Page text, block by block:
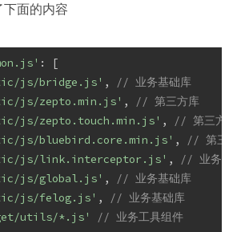
下面的内容
: [
js/bridge.js' ,
// 业务基础库
js/zepto.min.js' ,
// 第三方库
js/zepto.touch.min.js' ,
// 第三方库
js/bluebird.core.min.js' ,
// 第三方
js/link.interceptor.js' ,
// 业务基
js/global.js' ,
// 业务基础库
js/felog.js' ,
// 业务基础库
utils/*.js'
// 业务工具组件